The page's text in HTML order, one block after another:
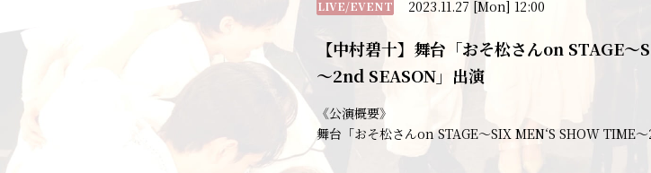
2023.11.27 [Mon] 12:00
LIVE/EVENT
【中村碧十】舞台「おそ松さんon STAGE
～2nd SEASON」出演
《公演概要》
舞台「おそ松さんon STAGE～SIX MEN‘S SHOW TIME～